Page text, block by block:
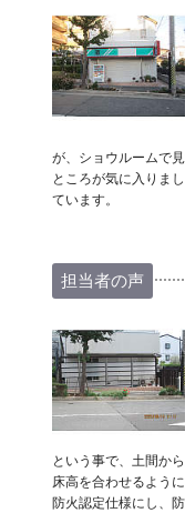
が、ショウルームで
ところが気に入りま
ています。
担当者の声
という事で、土間か
床高を合わせるよう
防火認定仕様にし、